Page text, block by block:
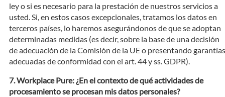
ley o si es necesario para la prestación de nuestros servicios a
usted. Si, en estos casos excepcionales, tratamos los datos en
terceros países, lo haremos asegurándonos de que se adoptan
determinadas medidas (es decir, sobre la base de una decisión
de adecuación de la Comisión de la UE o presentando garantías
adecuadas de conformidad con el art. 44 y ss. GDPR).
Workplace Pure: ¿En el contexto de qué actividades de
procesamiento se procesan mis datos personales?